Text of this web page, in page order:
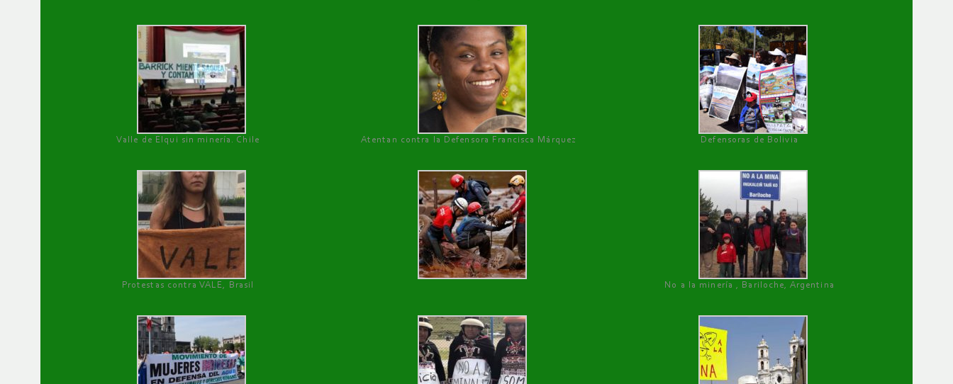
Valle de Elqui sin minería. Chile Atentan contra la Defensora Francisca Márquez Defensoras de Bolivia
Protestas contra VALE, Brasil No a la minería , Bariloche, Argentina